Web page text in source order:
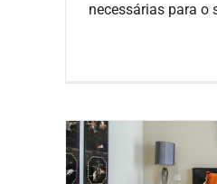
necessárias para o